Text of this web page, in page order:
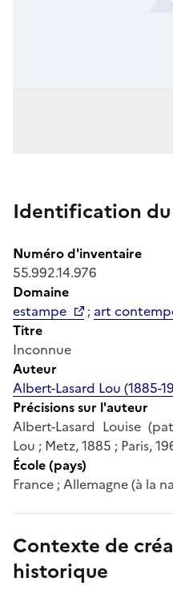
Identification du
Numéro d'inventaire
55.992.14.976
Domaine
estampe
; art
Titre
Inconnue
Auteur
Albert-Lasard Lou (1885-
Précisions sur l'auteur
Albert-Lasard Louise
Lou ; Metz, 1885 ; Paris,
École (pays)
France ; Allemagne (à la
Contexte de
historique